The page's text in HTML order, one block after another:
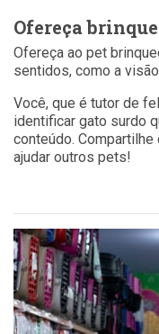
Ofereça
Ofereça ao pet
sentidos, como a
Você, que é tutor de
identificar gato surdo
conteúdo.
ajudar outros pets!